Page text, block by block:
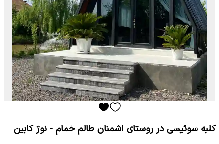
کلبه سوئیسی در روستای اشمنان طالم خمام - نوژ کابین